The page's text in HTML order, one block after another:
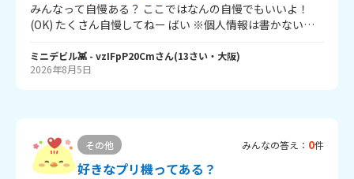
みんなって自慢ある？ ここではなんの自慢でもいいよ！
(OK) たくさん自慢してねー ばい ※個人情報は書かないで
ミニデビル👾 - vzIFpP20Cmさん(13さい・ 大阪)
2026年8月5日
その他 みんなの答え： 0件
好きなプリ機ってある？